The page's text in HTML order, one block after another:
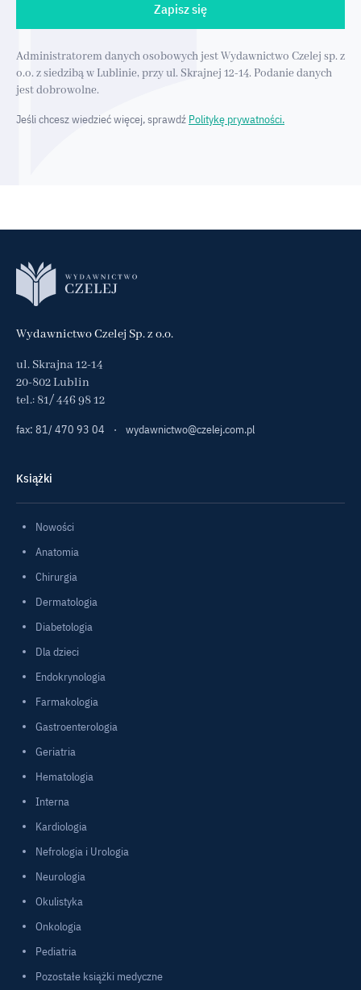
Zapisz się
Administratorem danych osobowych jest Wydawnictwo Czelej sp. z
o.o. z siedzibą w Lublinie, przy ul. Skrajnej 12-14. Podanie danych
jest dobrowolne.
Jeśli chcesz wiedzieć więcej, sprawdź Politykę prywatności.
Wydawnictwo Czelej Sp. z o.o.
ul. Skrajna 12-14
20-802 Lublin
tel.: 81/ 446 98 12
fax: 81/ 470 93 04
· wydawnictwo@czelej.com.pl
Książki
Nowości
Anatomia
Chirurgia
Dermatologia
Diabetologia
Dla dzieci
Endokrynologia
Farmakologia
Gastroenterologia
Geriatria
Hematologia
Interna
Kardiologia
Nefrologia i Urologia
Neurologia
Okulistyka
Onkologia
Pediatria
Pozostałe książki medyczne